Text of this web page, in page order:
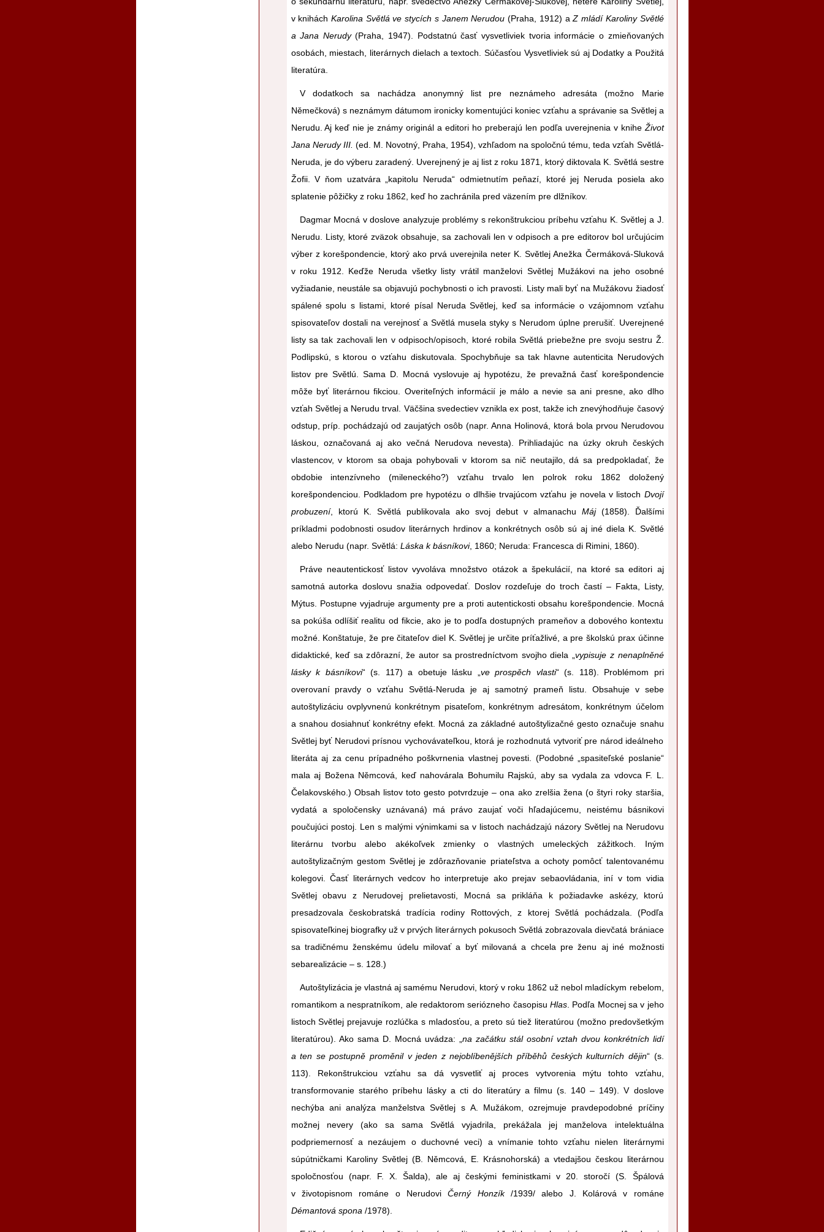
v knihách Karolina Světlá ve stycích s Janem Nerudou (Praha, 1912) aZ mládí Karoliny Světlé
a Jana Nerudy(Praha, 1947). Podstatnú časť vysvetliviek tvoria informácie o zmieňovaných
osobách, miestach, literárnych dielach a textoch. Súčasťou Vysvetliviek sú aj Dodatky a Použitá
literatúra.
V dodatkoch sa nachádza anonymný list pre neznámeho adresáta (možno Marie
Němečková) s neznámym dátumom ironicky komentujúci koniec vzťahu a správanie sa Světlej a
Nerudu. Aj keď nie je známy originál a editori ho preberajú len podľa uverejnenia v knihe Život
Jana Nerudy III. (ed. M. Novotný, Praha, 1954), vzhľadom na spoločnú tému, teda vzťah Světlá-
Neruda, je do výberu zaradený. Uverejnený je aj list z roku 1871, ktorý diktovala K. Světlá sestre
Žofii. V ňom uzatvára „kapitolu Neruda“ odmietnutím peňazí, ktoré jej Neruda posiela ako
splatenie pôžičky z roku 1862, keď ho zachránila pred väzením pre dlžníkov.
Dagmar Mocná v doslove analyzuje problémy s rekonštrukciou príbehu vzťahu K. Světlej a J.
Nerudu. Listy, ktoré zväzok obsahuje, sa zachovali len v odpisoch a pre editorov bol určujúcim
výber z korešpondencie, ktorý ako prvá uverejnila neter K. Světlej Anežka Čermáková-Sluková
v roku 1912. Keďže Neruda všetky listy vrátil manželovi Světlej Mužákovi na jeho osobné
vyžiadanie, neustále sa objavujú pochybnosti o ich pravosti. Listy mali byť na Mužákovu žiadosť
spálené spolu s listami, ktoré písal Neruda Světlej, keď sa informácie o vzájomnom vzťahu
spisovateľov dostali na verejnosť a Světlá musela styky s Nerudom úplne prerušiť. Uverejnené
listy sa tak zachovali len v odpisoch/opisoch, ktoré robila Světlá priebežne pre svoju sestru Ž.
Podlipskú, s ktorou o vzťahu diskutovala. Spochybňuje sa tak hlavne autenticita Nerudových
listov pre Světlú. Sama D. Mocná vyslovuje aj hypotézu, že prevažná časť korešpondencie
môže byť literárnou fikciou. Overiteľných informácií je málo a nevie sa ani presne, ako dlho
vzťah Světlej a Nerudu trval. Väčšina svedectiev vznikla ex post, takže ich znevýhodňuje časový
odstup, príp. pochádzajú od zaujatých osôb (napr. Anna Holinová, ktorá bola prvou Nerudovou
láskou, označovaná aj ako večná Nerudova nevesta). Prihliadajúc na úzky okruh českých
vlastencov, v ktorom sa obaja pohybovali v ktorom sa nič neutajilo, dá sa predpokladať, že
obdobie intenzívneho (mileneckého?) vzťahu trvalo len polrok roku 1862 doložený
korešpondenciou. Podkladom pre hypotézu o dlhšie trvajúcom vzťahu je novela v listoch Dvojí
probuzení, ktorú K. Světlá publikovala ako svoj debut v almanachu Máj(1858). Ďalšími
príkladmi podobnosti osudov literárnych hrdinov a konkrétnych osôb sú aj iné diela K. Světlé
alebo Nerudu (napr. Světlá: Láska k básníkovi, 1860; Neruda: Francesca di Rimini, 1860).
Práve neautentickosť listov vyvoláva množstvo otázok a špekulácií, na ktoré sa editori aj
samotná autorka doslovu snažia odpovedať. Doslov rozdeľuje do troch častí – Fakta, Listy,
Mýtus. Postupne vyjadruje argumenty pre a proti autentickosti obsahu korešpondencie. Mocná
sa pokúša odlíšiť realitu od fikcie, ako je to podľa dostupných prameňov a dobového kontextu
možné. Konštatuje, že pre čitateľov diel K. Světlej je určite príťažlivé, a pre školskú prax účinne
didaktické, keď sa zdôrazní, že autor sa prostredníctvom svojho diela „vypisuje z nenaplněné
lásky k básníkovi“ (s. 117) a obetuje lásku „ ve prospěch vlasti“ (s. 118). Problémom pri
overovaní pravdy o vzťahu Světlá-Neruda je aj samotný prameň listu. Obsahuje v sebe
autoštylizáciu ovplyvnenú konkrétnym pisateľom, konkrétnym adresátom, konkrétnym účelom
a snahou dosiahnuť konkrétny efekt. Mocná za základné autoštylizačné gesto označuje snahu
Světlej byť Nerudovi prísnou vychovávateľkou, ktorá je rozhodnutá vytvoriť pre národ ideálneho
literáta aj za cenu prípadného poškvrnenia vlastnej povesti. (Podobné „spasiteľské poslanie“
mala aj Božena Němcová, keď nahovárala Bohumilu Rajskú, aby sa vydala za vdovca F. L.
Čelakovského.) Obsah listov toto gesto potvrdzuje – ona ako zrelšia žena (o štyri roky staršia,
vydatá a spoločensky uznávaná) má právo zaujať voči hľadajúcemu, neistému básnikovi
poučujúci postoj. Len s malými výnimkami sa v listoch nachádzajú názory Světlej na Nerudovu
literárnu tvorbu alebo akékoľvek zmienky o vlastných umeleckých zážitkoch. Iným
autoštylizačným gestom Světlej je zdôrazňovanie priateľstva a ochoty pomôcť talentovanému
kolegovi. Časť literárnych vedcov ho interpretuje ako prejav sebaovládania, iní v tom vidia
Světlej obavu z Nerudovej prelietavosti, Mocná sa prikláňa k požiadavke askézy, ktorú
presadzovala českobratská tradícia rodiny Rottových, z ktorej Světlá pochádzala. (Podľa
spisovateľkinej biografky už v prvých literárnych pokusoch Světlá zobrazovala dievčatá brániace
sa tradičnému ženskému údelu milovať a byť milovaná a chcela pre ženu aj iné možnosti
sebarealizácie – s. 128.)
Autoštylizácia je vlastná aj samému Nerudovi, ktorý v roku 1862 už nebol mladíckym rebelom,
romantikom a nespratníkom, ale redaktorom seriózneho časopisu Hlas. Podľa Mocnej sa v jeho
listoch Světlej prejavuje rozlúčka s mladosťou, a preto sú tiež literatúrou (možno predovšetkým
literatúrou). Ako sama D. Mocná uvádza: „na začátku stál osobní vztah dvou konkrétních lidí
a ten se postupně proměnil v jeden z nejoblíbenějších příběhů českých kulturních dějin“ (s.
113). Rekonštrukciou vzťahu sa dá vysvetliť aj proces vytvorenia mýtu tohto vzťahu,
transformovanie starého príbehu lásky a cti do literatúry a filmu (s. 140 – 149). V doslove
nechýba ani analýza manželstva Světlej s A. Mužákom, ozrejmuje pravdepodobné príčiny
možnej nevery (ako sa sama Světlá vyjadrila, prekážala jej manželova intelektuálna
podpriemernosť a nezáujem o duchovné veci) a vnímanie tohto vzťahu nielen literárnymi
súpútničkami Karoliny Světlej (B. Němcová, E. Krásnohorská) a vtedajšou českou literárnou
spoločnosťou (napr. F. X. Šalda), ale aj českými feministkami v 20. storočí (S. Špálová
v životopisnom románe o NerudoviČerný Honzík/1939/ alebo J. Kolárová v románe
Démantová spona /1978).